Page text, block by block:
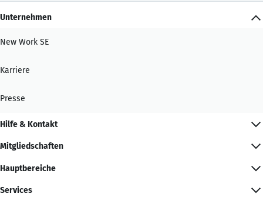
Unternehmen
New Work SE
Karriere
Presse
Hilfe & Kontakt
Mitgliedschaften
Hauptbereiche
Services